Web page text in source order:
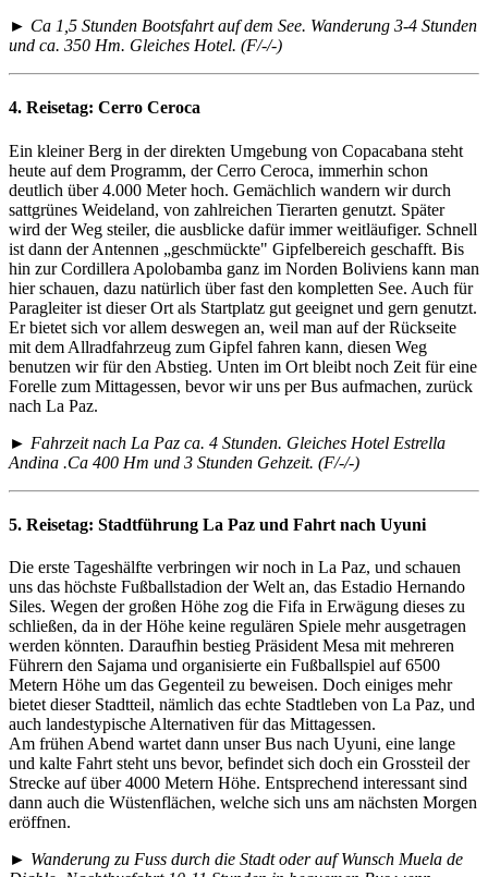
► Ca 1,5 Stunden Bootsfahrt auf dem See. Wanderung 3-4 Stunden
und ca. 350 Hm. Gleiches Hotel. (F/-/-)
4. Reisetag: Cerro Ceroca
Ein kleiner Berg in der direkten Umgebung von Copacabana steht
heute auf dem Programm, der Cerro Ceroca, immerhin schon
deutlich über 4.000 Meter hoch. Gemächlich wandern wir durch
sattgrünes Weideland, von zahlreichen Tierarten genutzt. Später
wird der Weg steiler, die ausblicke dafür immer weitläufiger. Schnell
ist dann der Antennen „geschmückte" Gipfelbereich geschafft. Bis
hin zur Cordillera Apolobamba ganz im Norden Boliviens kann man
hier schauen, dazu natürlich über fast den kompletten See. Auch für
Paragleiter ist dieser Ort als Startplatz gut geeignet und gern genutzt.
Er bietet sich vor allem deswegen an, weil man auf der Rückseite
mit dem Allradfahrzeug zum Gipfel fahren kann, diesen Weg
benutzen wir für den Abstieg. Unten im Ort bleibt noch Zeit für eine
Forelle zum Mittagessen, bevor wir uns per Bus aufmachen, zurück
nach La Paz.
► Fahrzeit nach La Paz ca. 4 Stunden. Gleiches Hotel Estrella
Andina .Ca 400 Hm und 3 Stunden Gehzeit. (F/-/-)
5. Reisetag: Stadtführung La Paz und Fahrt nach Uyuni
Die erste Tageshälfte verbringen wir noch in La Paz, und schauen
uns das höchste Fußballstadion der Welt an, das Estadio Hernando
Siles. Wegen der großen Höhe zog die Fifa in Erwägung dieses zu
schließen, da in der Höhe keine regulären Spiele mehr ausgetragen
werden könnten. Daraufhin bestieg Präsident Mesa mit mehreren
Führern den Sajama und organisierte ein Fußballspiel auf 6500
Metern Höhe um das Gegenteil zu beweisen. Doch einiges mehr
bietet dieser Stadtteil, nämlich das echte Stadtleben von La Paz, und
auch landestypische Alternativen für das Mittagessen.
Am frühen Abend wartet dann unser Bus nach Uyuni, eine lange
und kalte Fahrt steht uns bevor, befindet sich doch ein Grossteil der
Strecke auf über 4000 Metern Höhe. Entsprechend interessant sind
dann auch die Wüstenflächen, welche sich uns am nächsten Morgen
eröffnen.
► Wanderung zu Fuss durch die Stadt oder auf Wunsch Muela de